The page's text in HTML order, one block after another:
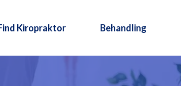
Kiropraktor Behandling